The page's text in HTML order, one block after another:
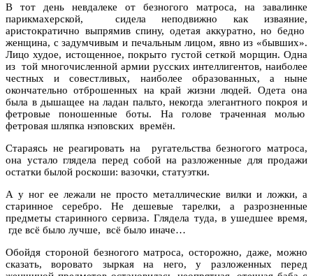
В тот день невдалеке от безногого матроса, на завалинке
парикмахерской, сидела неподвижно как изваяние,
аристократично выпрямив спину, одетая аккуратно, но бедно
женщина, с задумчивым и печальным лицом, явно из «бывших».
Лицо худое, истощенное, покрыто густой сеткой морщин. Одна
из той многочисленной армии русских интеллигентов, наиболее
честных и совестливых, наиболее образованных, а ныне
окончательно отброшенных на край жизни людей. Одета она
была в дышащее на ладан пальто, некогда элегантного покроя и
фетровые поношенные боты. На голове траченная молью
фетровая шляпка нэповских времён.
Стараясь не реагировать на ругательства безногого матроса,
она устало глядела перед собой на разложенные для продажи
остатки былой роскоши: вазочки, статуэтки.
А у ног ее лежали не просто металлические вилки и ложки, а
старинное серебро. Не дешевые тарелки, а разрозненные
предметы старинного сервиза. Глядела туда, в ушедшее время,
где всё было лучше, всё было иначе…
Обойдя стороной безногого матроса, осторожно, даже, можно
сказать, воровато зыркая на него, у разложенных перед